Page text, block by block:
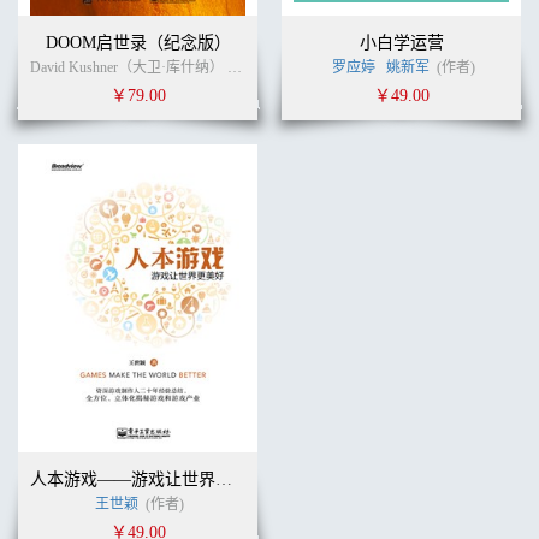
DOOM启世录（纪念版）
David Kushner（大卫·库什纳） (作者) (译者)
￥79.00
小白学运营
罗应婷 姚新军 (作者)
￥49.00
人本游戏——游戏让世界更美好
王世颖 (作者)
￥49.00